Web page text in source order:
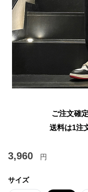
ご注文確
送料は1注
3,960 円
サイズ